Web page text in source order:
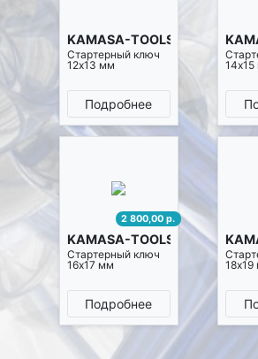
KAMASA-TOOLS K10112
Стартерный ключ
12х13 мм
Подробнее
2 800,00 р.
KAMASA-TOOLS K10114
Стартерный ключ
16х17 мм
Подробнее